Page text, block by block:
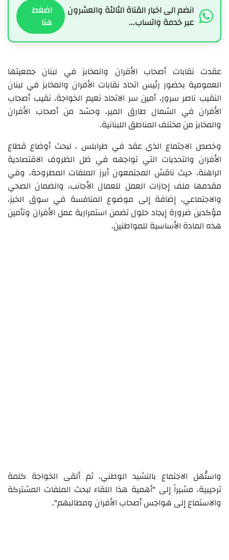
انضم الى اخبار القناة الثالثة والعشرون
عبر خدمة واتساب...
اضغط
هنا
عقدت نقابات أصحاب الأفران والمخابز في لبنان جمعيتها
العمومية بحضور رئيس اتحاد نقابات الأفران والمخابز في لبنان
النقيب ناصر سرور، أمين سر الاتحاد نعيم الخواجة، نقيب أصحاب
الأفران في الشمال طارق المير، وحشد من أصحاب الأفران
والمخابز من مختلف المناطق اللبنانية.
وخصص الاجتماع الذي عقد في طرابلس ، لبحث أوضاع قطاع
الأفران والتحديات التي تواجهه في ظل الظروف الاقتصادية
الراهنة، حيث ناقش المجتمعون أبرز الملفات المطروحة، وفي
مقدمها ملف إجازات العمل للعمال الأجانب، والضمان الصحي
والاجتماعي، إضافة إلى موضوع المنافسة في سوق الخبز،
مؤكدين ضرورة إيجاد حلول تضمن استمرارية عمل الأفران وتأمين
هذه المادة الأساسية للمواطنين.
واستُهل الاجتماع بالنشيد الوطني، ثم ألقى الخواجة كلمة
ترحيبية، مشيراً إلى "أهمية هذا اللقاء لبحث الملفات المشتركة
والاستماع إلى هواجس أصحاب الأفران ومطالبهم".